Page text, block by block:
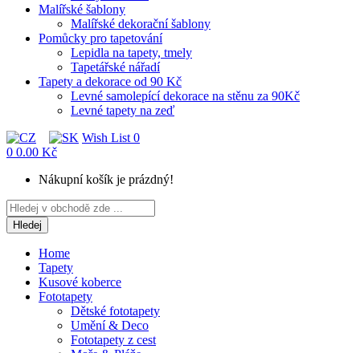
Malířské šablony
Malířské dekorační šablony
Pomůcky pro tapetování
Lepidla na tapety, tmely
Tapetářské nářadí
Tapety a dekorace od 90 Kč
Levné samolepící dekorace na stěnu za 90Kč
Levné tapety na zeď
Wish List 0
0 0.00 Kč
Nákupní košík je prázdný!
Hledej
Home
Tapety
Kusové koberce
Fototapety
Dětské fototapety
Umění & Deco
Fototapety z cest